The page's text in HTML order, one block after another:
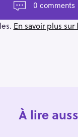
0 comments
En savoir plus
À lire